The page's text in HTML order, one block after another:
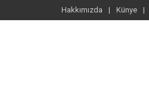
Hakkımızda Künye